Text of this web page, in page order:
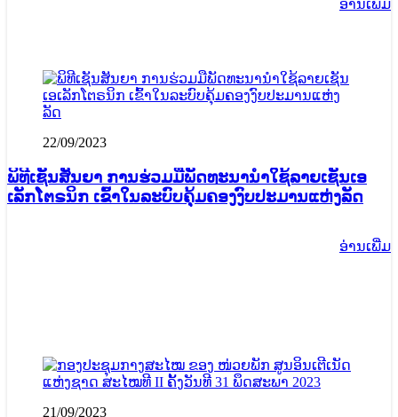
ອ່ານ​ເພີ່ມ
22/09/2023
ພິທີເຊັນສັນຍາ ການຮ່ວມມືພັດທະນານຳໃຊ້ລາຍເຊັນເອ
ເລັກໂຕຣນິກ ເຂົ້າໃນລະບົບຄຸ້ມຄອງງົບປະມານແຫ່ງລັດ
ອ່ານ​ເພີ່ມ
21/09/2023